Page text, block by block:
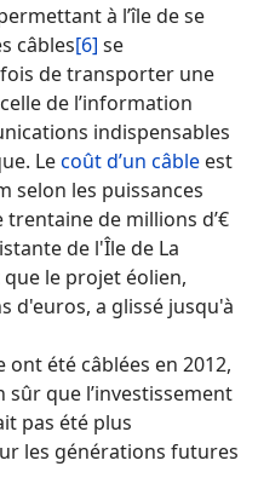
à l’île de se
câbles[6] se
de transporter une
de l’information
indispensables
Lecoût d’un câble est
selon les puissances
de millions d’€
de l'Île de La
le projet éolien,
d'euros, a glissé jusqu'à
ont été câblées en 2012,
sûr que l’investissement
pas été plus
les générations futures